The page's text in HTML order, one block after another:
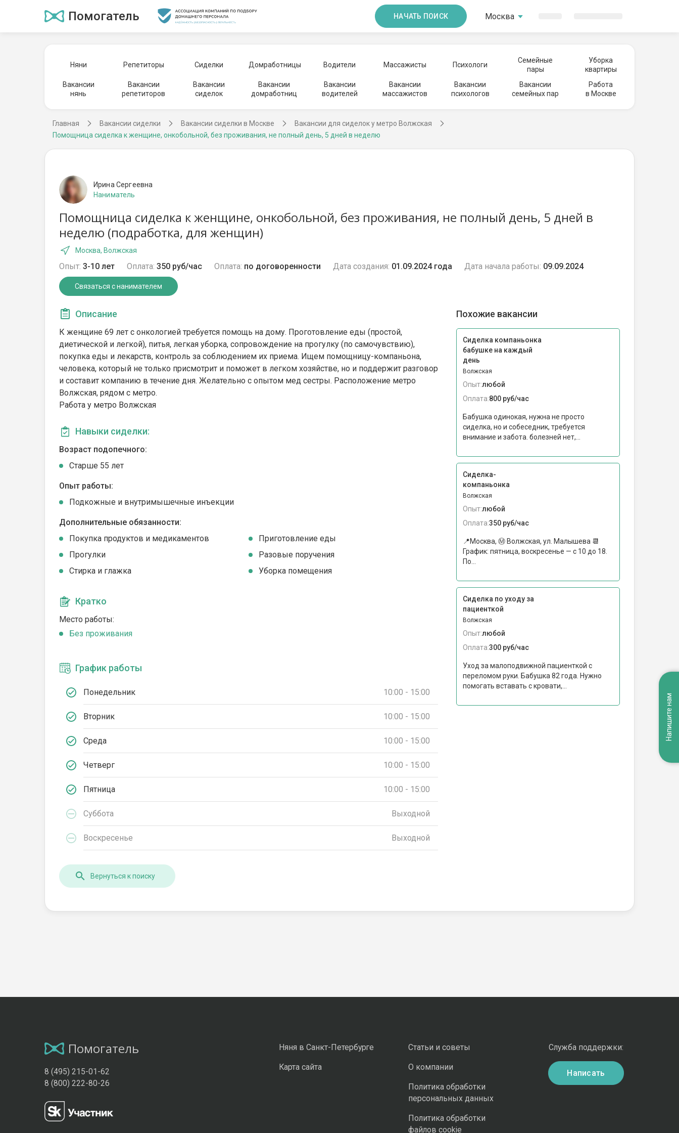
Помогатель НАЧАТЬ ПОИСК Москва
Няни Репетиторы Сиделки Домработницы Водители Массажисты Психологи
Семейные
пары
Уборка
квартиры
Вакансии
нянь
Вакансии
репетиторов
Вакансии
сиделок
Вакансии
домработниц
Вакансии
водителей
Вакансии
массажистов
Вакансии
психологов
Вакансии
семейных пар
Работа
в Москве
Главная Вакансии сиделки Вакансии сиделки в Москве
Вакансии для сиделок у метро Волжская
Помощница сиделка к женщине, онкобольной, без проживания, не полный день, 5 дней в неделю
Ирина Сергеевна
Наниматель
Помощница сиделка к женщине, онкобольной, без проживания, не полный день, 5 дней в
неделю (подработка, для женщин)
Москва, Волжская
Опыт: 3-10 лет Оплата: 350 руб/час Оплата: по договоренности Дата создания: 01.09.2024 года Дата начала работы: 09.09.2024
Связаться с нанимателем
Описание
К женщине 69 лет с онкологией требуется помощь на дому. Проготовление еды (простой,
диетической и легкой), питья, легкая уборка, сопровождение на прогулку (по самочувствию),
покупка еды и лекарств, контроль за соблюдением их приема. Ищем помощницу-компаньона,
человека, который не только присмотрит и поможет в легком хозяйстве, но и поддержит разговор
и составит компанию в течение дня. Желательно с опытом мед сестры. Расположение метро
Волжская, рядом с метро.
Работа у метро Волжская
Навыки сиделки:
Возраст подопечного:
Cтарше 55 лет
Опыт работы:
Подкожные и внутримышечные инъекции
Дополнительные обязанности:
Покупка продуктов и медикаментов
Приготовление еды
Прогулки
Разовые поручения
Стирка и глажка
Уборка помещения
Кратко
Место работы:
Без проживания
График работы
Понедельник 10:00 - 15:00
Вторник 10:00 - 15:00
Среда 10:00 - 15:00
Четверг 10:00 - 15:00
Пятница 10:00 - 15:00
Суббота Выходной
Воскресенье Выходной
Похожие вакансии
Сиделка компаньонка
бабушке на каждый
день
Волжская
Опыт:любой
Оплата:800 руб/час
Бабушка одинокая, нужна не просто
сиделка, но и собеседник, требуется
внимание и забота. болезней нет,...
Сиделка-
компаньонка
Волжская
Опыт:любой
Оплата:350 руб/час
📍Москва, Ⓜ Волжская, ул. Малышева 📆
График: пятница, воскресенье — с 10 до 18.
По...
Сиделка по уходу за
пациенткой
Волжская
Опыт:любой
Оплата:300 руб/час
Уход за малоподвижной пациенткой с
переломом руки. Бабушка 82 года. Нужно
помогать вставать с кровати,...
Вернуться к поиску
Помогатель
8 (495) 215-01-62
8 (800) 222-80-26
Няня в Санкт-Петербурге
Карта сайта
Статьи и советы
О компании
Политика обработки
персональных данных
Политика обработки
файлов cookie
Служба поддержки:
Написать
Напишите нам